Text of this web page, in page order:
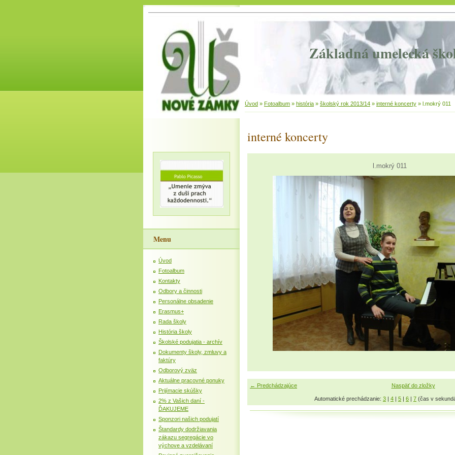
Základná umelecká
Úvod » Fotoalbum » história » školský rok 2013/14 » interné koncerty » l.mokrý 011
interné koncerty
l.mokrý 011
← Predchádzajúce Naspäť do zložky
Automatické prechádzanie: 3 | 4 | 5 | 6 | 7 (čas v
Menu
Úvod
Fotoalbum
Kontakty
Odbory a činnosti
Personálne obsadenie
Erasmus+
Rada školy
História školy
Školské podujatia - archív
Dokumenty školy, zmluvy a
faktúry
Odborový zväz
Aktuálne pracovné ponuky
Prijímacie skúšky
2% z Vašich daní -
ĎAKUJEME
Sponzori našich podujatí
Štandardy dodržiavania
zákazu segregácie vo
výchove a vzdelávaní